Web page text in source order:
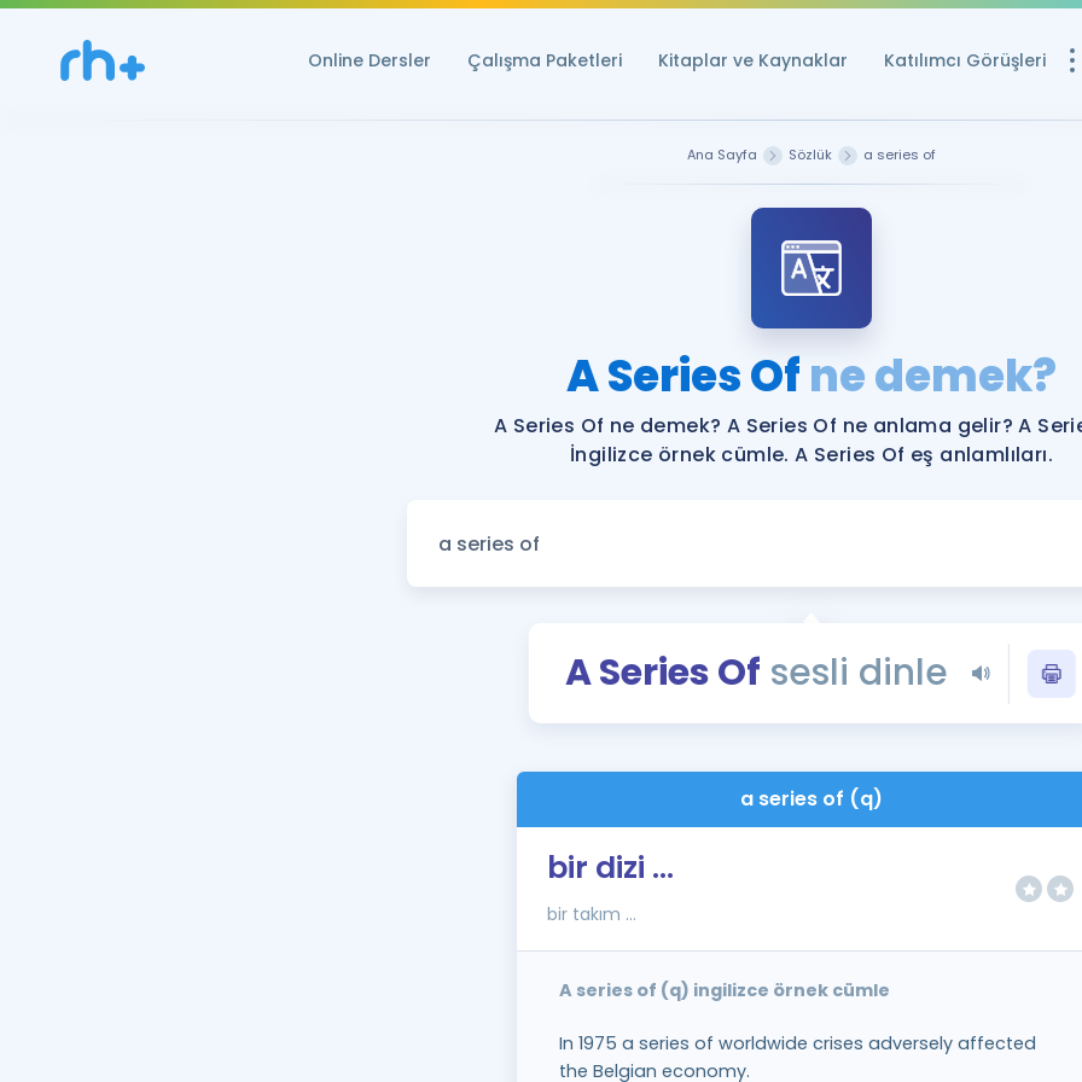
Online Dersler Çalışma Paketleri Kitaplar ve Kaynaklar Katılımcı Görüşleri
Ücretsiz
YDS ve YÖKDİL
YDS ve YÖKDİL'e
Tüm ÖSYM
YDS - YÖKDİL
İngilizce
Ana Sayfa Sözlük a series of
A Series Ofne demek?
A Series Of ne demek? A Series Of ne anlama gelir? A
İngilizce örnek cümle. A Series Of eş anlamlıları.
A Series Of sesli dinle
a series of (q)
bir dizi ...
bir takım ...
A series of (q) ingilizce örnek cümle
In 1975 a series of worldwide crises adversely affected
the Belgian economy.